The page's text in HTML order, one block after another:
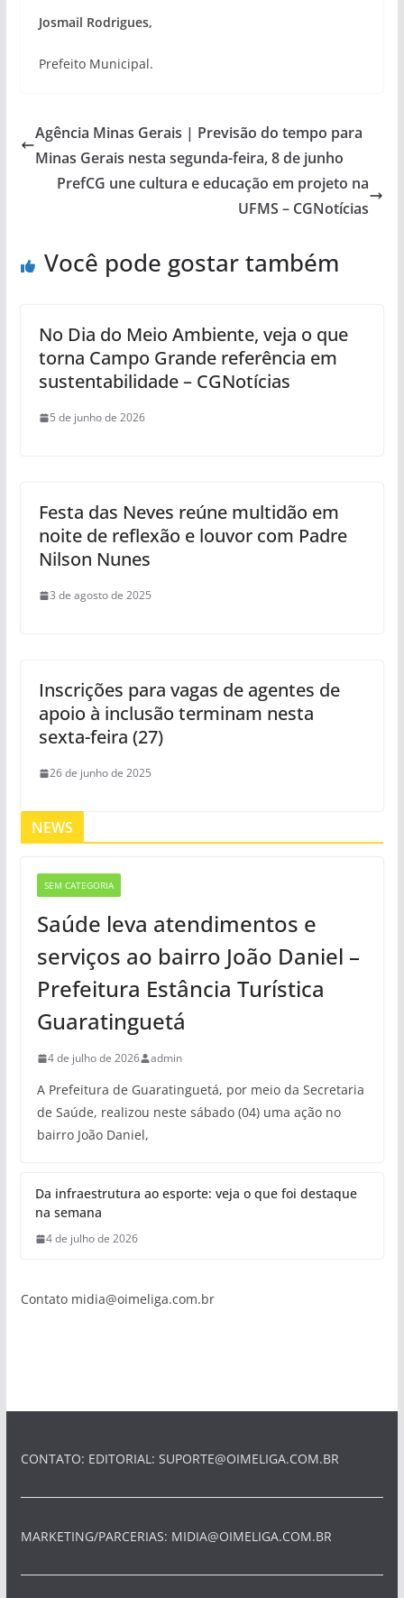
Josmail Rodrigues,
Prefeito Municipal.
Agência Minas Gerais | Previsão do tempo para
Minas Gerais nesta segunda-feira, 8 de junho
PrefCG une cultura e educação em projeto na
UFMS – CGNotícias
Você pode gostar também
No Dia do Meio Ambiente, veja o que
torna Campo Grande referência em
sustentabilidade – CGNotícias
5 de junho de 2026
Festa das Neves reúne multidão em
noite de reflexão e louvor com Padre
Nilson Nunes
3 de agosto de 2025
Inscrições para vagas de agentes de
apoio à inclusão terminam nesta
sexta-feira (27)
26 de junho de 2025
NEWS
SEM CATEGORIA
Saúde leva atendimentos e
serviços ao bairro João Daniel –
Prefeitura Estância Turística
Guaratinguetá
4 de julho de 2026 admin
A Prefeitura de Guaratinguetá, por meio da Secretaria
de Saúde, realizou neste sábado (04) uma ação no
bairro João Daniel,
Da infraestrutura ao esporte: veja o que foi destaque
na semana
4 de julho de 2026
Contato midia@oimeliga.com.br
CONTATO: EDITORIAL: SUPORTE@OIMELIGA.COM.BR
MARKETING/PARCERIAS: MIDIA@OIMELIGA.COM.BR